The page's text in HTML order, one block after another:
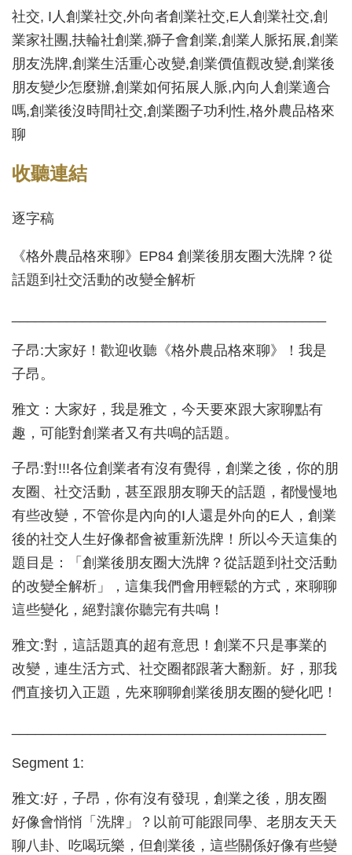
社交, I人創業社交,外向者創業社交,E人創業社交,創
業家社團,扶輪社創業,獅子會創業,創業人脈拓展,創業
朋友洗牌,創業生活重心改變,創業價值觀改變,創業後
朋友變少怎麼辦,創業如何拓展人脈,內向人創業適合
嗎,創業後沒時間社交,創業圈子功利性,格外農品格來
聊
收聽連結
逐字稿
《格外農品格來聊》EP84 創業後朋友圈大洗牌？從
話題到社交活動的改變全解析
子昂:大家好！歡迎收聽《格外農品格來聊》！我是
子昂。
雅文：大家好，我是雅文，今天要來跟大家聊點有
趣，可能對創業者又有共鳴的話題。
子昂:對!!!各位創業者有沒有覺得，創業之後，你的朋
友圈、社交活動，甚至跟朋友聊天的話題，都慢慢地
有些改變，不管你是內向的I人還是外向的E人，創業
後的社交人生好像都會被重新洗牌！所以今天這集的
題目是：「創業後朋友圈大洗牌？從話題到社交活動
的改變全解析」，這集我們會用輕鬆的方式，來聊聊
這些變化，絕對讓你聽完有共鳴！
雅文:對，這話題真的超有意思！創業不只是事業的
改變，連生活方式、社交圈都跟著大翻新。好，那我
們直接切入正題，先來聊聊創業後朋友圈的變化吧！
Segment 1:
雅文:好，子昂，你有沒有發現，創業之後，朋友圈
好像會悄悄「洗牌」？以前可能跟同學、老朋友天天
聊八卦、吃喝玩樂，但創業後，這些關係好像有些變